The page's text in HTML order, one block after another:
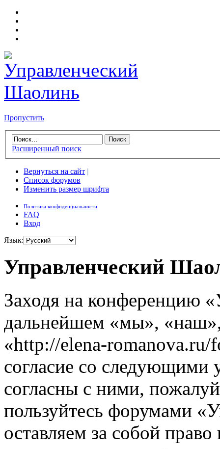
Пропустить
Расширенный поиск
Вернуться на сайт |
Список форумов
Изменить размер шрифта
Политика конфиденциальности
FAQ
Вход
Язык:
Управленческий
Заходя на конференцию
дальнейшем «мы»,
«http://elena-romanova.ru/
согласие со следующими
согласны с ними,
пользуйтесь форумами
оставляем за собой